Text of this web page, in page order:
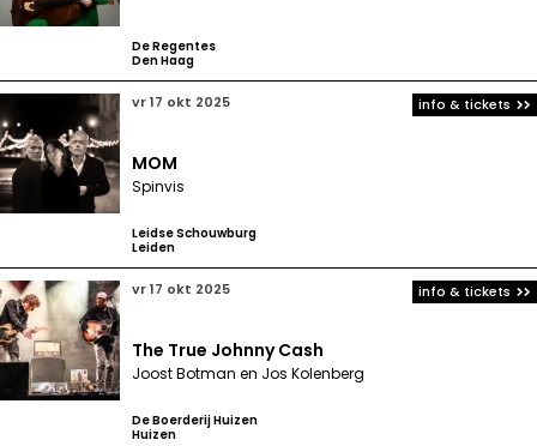
De Regentes
Den Haag
vr 17 okt 2025
MOM
Spinvis
Leidse Schouwburg
Leiden
info & tickets
vr 17 okt 2025
The True Johnny Cash
Joost Botman en Jos Kolenberg
De Boerderij Huizen
Huizen
info & tickets